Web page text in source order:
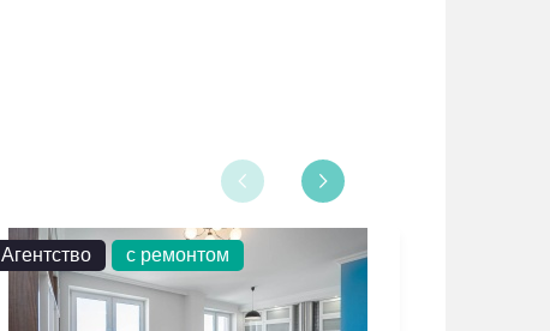
Агентство с ремонтом